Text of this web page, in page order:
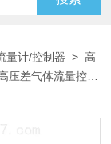
量计/控制器 >高
差气体流量控制